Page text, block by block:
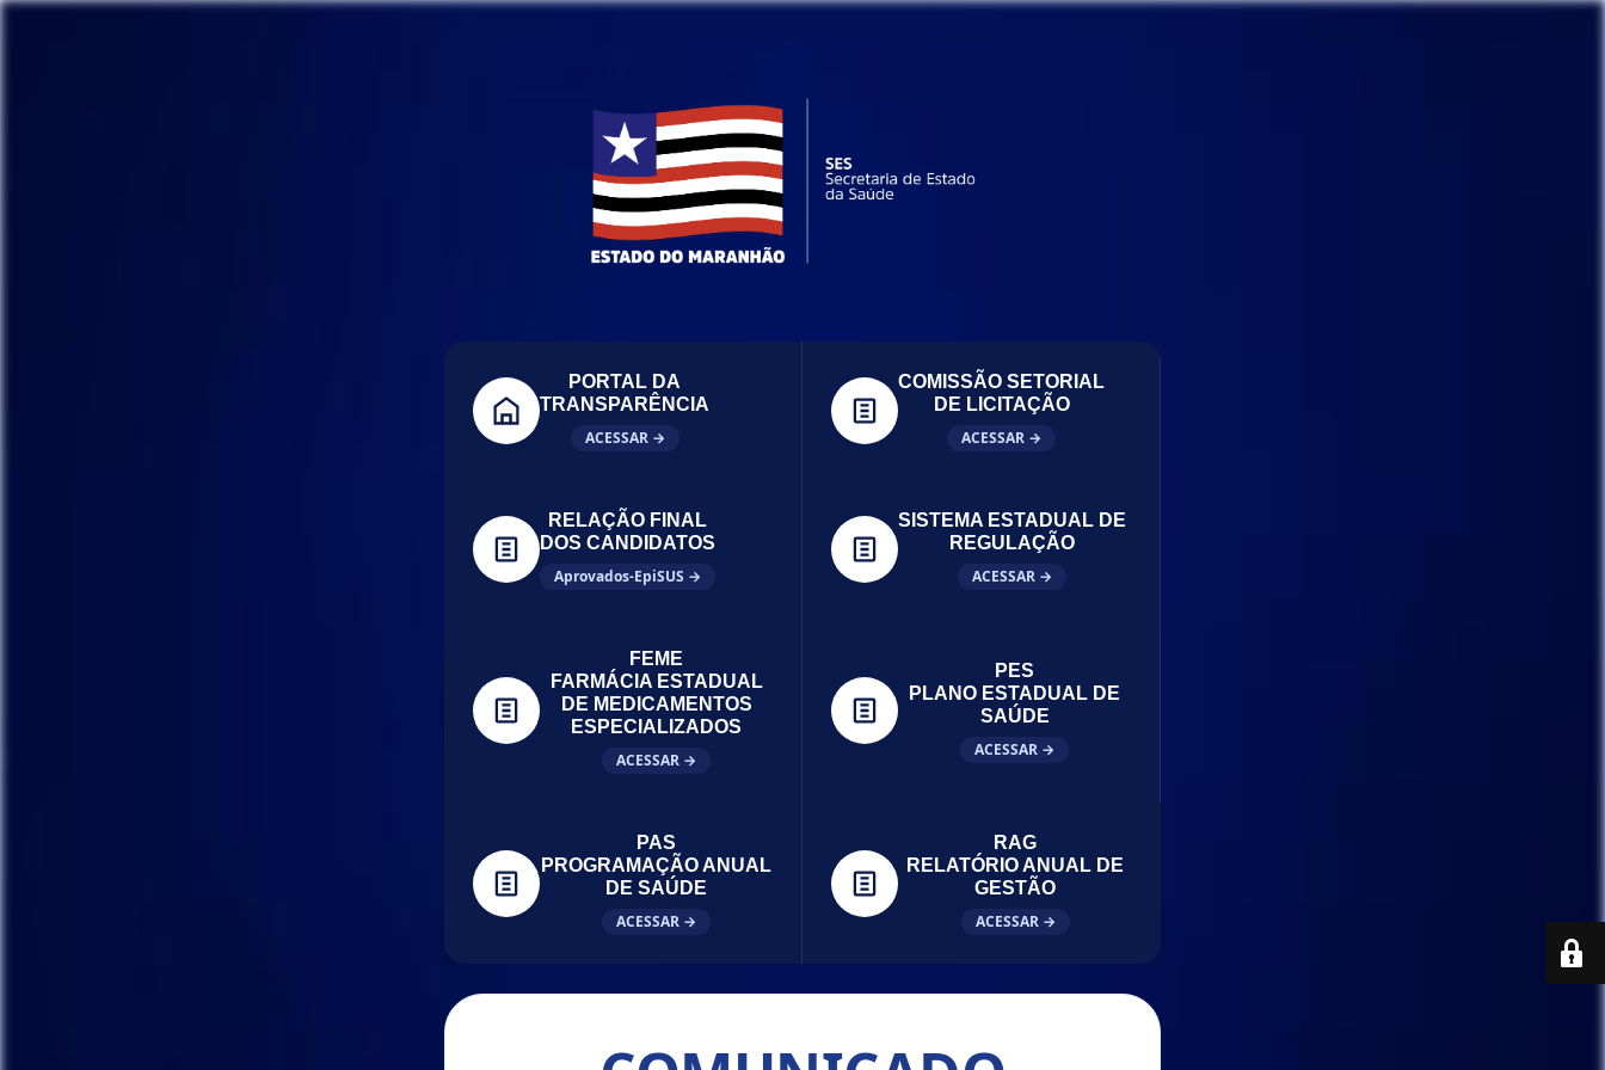
PORTAL DA
TRANSPARÊNCIA
ACESSAR →
COMISSÃO SETORIAL
DE LICITAÇÃO
ACESSAR →
RELAÇÃO FINAL
DOS CANDIDATOS
Aprovados-EpiSUS →
SISTEMA ESTADUAL DE
REGULAÇÃO
ACESSAR →
FEME
FARMÁCIA ESTADUAL
DE MEDICAMENTOS
ESPECIALIZADOS
ACESSAR →
PES
PLANO ESTADUAL DE
SAÚDE
ACESSAR →
PAS
PROGRAMAÇÃO ANUAL
DE SAÚDE
ACESSAR →
RAG
RELATÓRIO ANUAL DE
GESTÃO
ACESSAR →